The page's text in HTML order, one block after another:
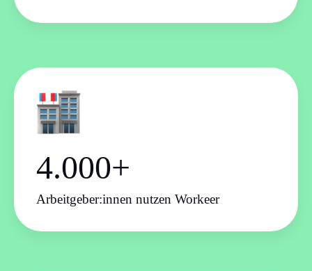
4.000+
Arbeitgeber:innen nutzen Workeer